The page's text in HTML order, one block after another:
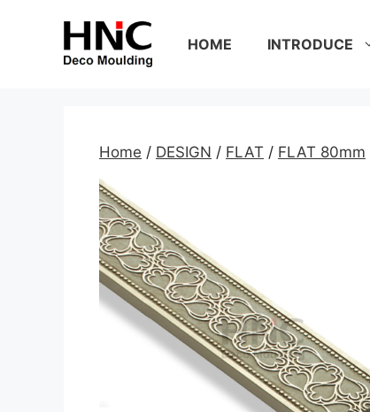
HOME INTRODUCE
Home / DESIGN / FLAT / FLAT 80mm